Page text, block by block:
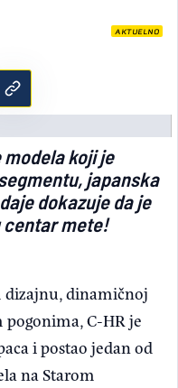
AKTUELNO
koji je
japanska
dokazuje da je
centar mete!
dizajnu, dinamičnoj
C-HR je
i postao jedan od
na Starom